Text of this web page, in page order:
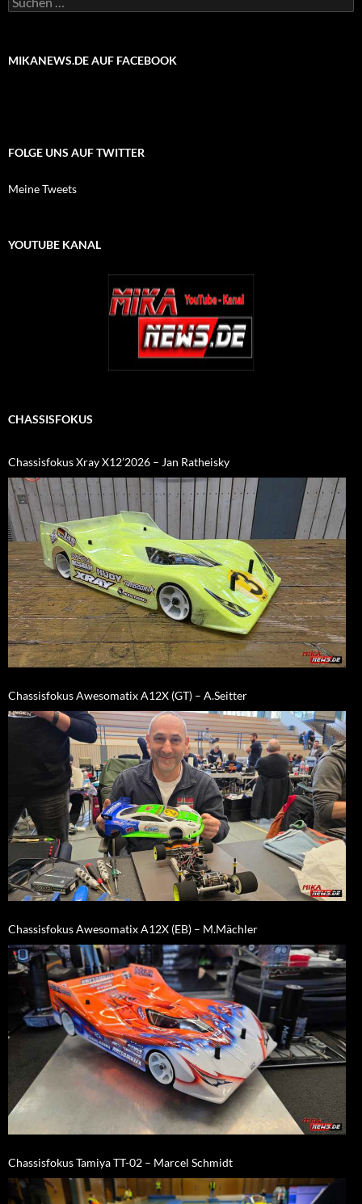
nach:
MIKANEWS.DE AUF FACEBOOK
FOLGE UNS AUF TWITTER
Meine Tweets
YOUTUBE KANAL
CHASSISFOKUS
Chassisfokus Xray X12’2026 – Jan Ratheisky
Chassisfokus Awesomatix A12X (GT) – A.Seitter
Chassisfokus Awesomatix A12X (EB) – M.Mächler
Chassisfokus Tamiya TT-02 – Marcel Schmidt